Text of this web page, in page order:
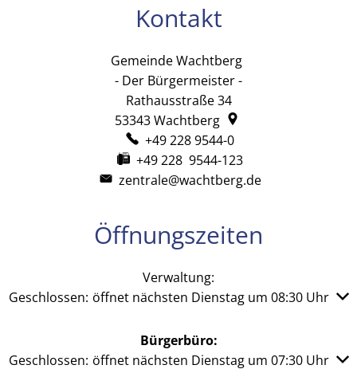
Kontakt
Gemeinde Wachtberg
- Der Bürgermeister -
Rathausstraße 34
53343Wachtberg
+49 228 9544-0
+49 228 9544-123
zentrale@wachtberg.de
Öffnungszeiten
Verwaltung:
Klicken, um weitere Öffnungs- oder Schließzeiten
Geschlossen: öffnet nächsten Dienstag um 08:30 Uhr
Bürgerbüro:
Klicken, um weitere Öffnungs- oder Schließzeiten
Geschlossen: öffnet nächsten Dienstag um 07:30 Uhr